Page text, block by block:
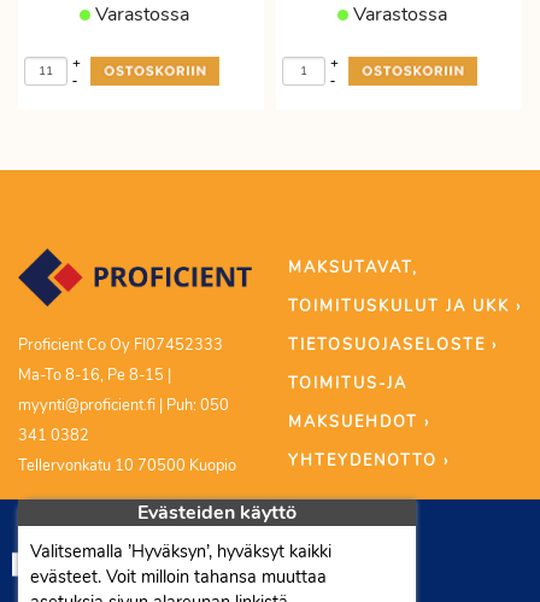
Varastossa
-
+
Varastossa
-
+
Proficient Co Oy FI07452333
Ma-To 8-16, Pe 8-15 |
myynti@proficient.fi | Puh: 050
341 0382
Tellervonkatu 10 70500 Kuopio
MAKSUTAVAT,
TOIMITUSKULUT JA UKK ›
TIETOSUOJASELOSTE ›
TOIMITUS-JA
MAKSUEHDOT ›
YHTEYDENOTTO ›
Evästeiden käyttö
Valitsemalla ’Hyväksyn’, hyväksyt kaikki
evästeet. Voit milloin tahansa muuttaa